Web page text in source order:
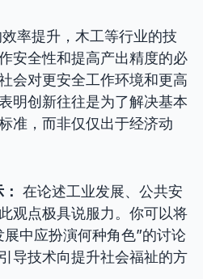
率提升，木工等行业的技
安全性和提高产出精度的必
会对更安全工作环境和更高
明创新往往是为了解决基本
准，而非仅仅出于经济动
在论述工业发展、公共安
观点极具说服力。你可以将
中应扮演何种角色”的讨论
导技术向提升社会福祉的方